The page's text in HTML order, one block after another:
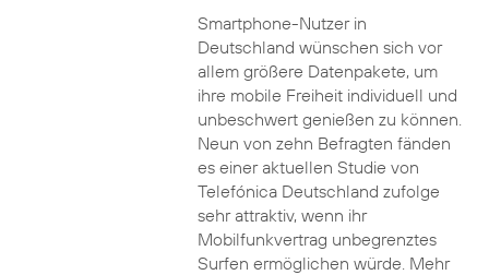
Smartphone-Nutzer in
Deutschland wünschen sich vor
allem größere Datenpakete, um
ihre mobile Freiheit individuell und
unbeschwert genießen zu können.
Neun von zehn Befragten fänden
es einer aktuellen Studie von
Telefónica Deutschland zufolge
sehr attraktiv, wenn ihr
Mobilfunkvertrag unbegrenztes
Surfen ermöglichen würde. Mehr